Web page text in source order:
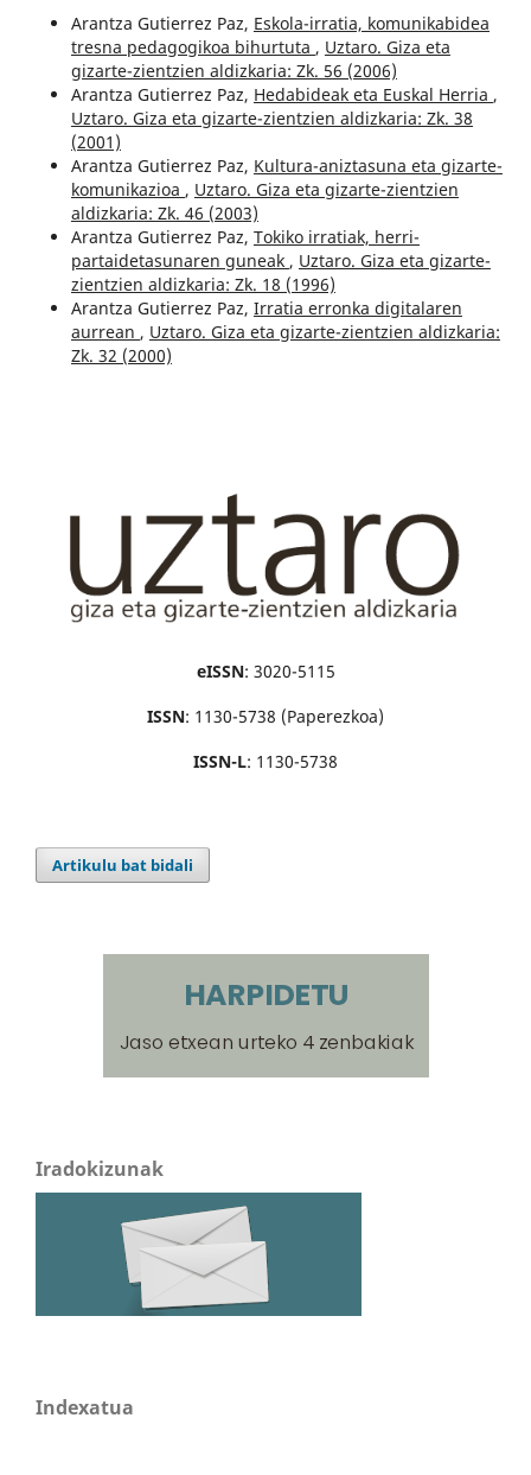
Arantza Gutierrez Paz, Eskola-irratia, komunikabidea
tresna pedagogikoa bihurtuta , Uztaro. Giza eta
gizarte-zientzien aldizkaria: Zk. 56 (2006)
Arantza Gutierrez Paz, Hedabideak eta Euskal Herria ,
Uztaro. Giza eta gizarte-zientzien aldizkaria: Zk. 38
(2001)
Arantza Gutierrez Paz, Kultura-aniztasuna eta gizarte-
komunikazioa , Uztaro. Giza eta gizarte-zientzien
aldizkaria: Zk. 46 (2003)
Arantza Gutierrez Paz, Tokiko irratiak, herri-
partaidetasunaren guneak , Uztaro. Giza eta gizarte-
zientzien aldizkaria: Zk. 18 (1996)
Arantza Gutierrez Paz, Irratia erronka digitalaren
aurrean , Uztaro. Giza eta gizarte-zientzien aldizkaria:
Zk. 32 (2000)
eISSN: 3020-5115
ISSN: 1130-5738 (Paperezkoa)
ISSN-L: 1130-5738
Artikulu bat bidali
Iradokizunak
Indexatua